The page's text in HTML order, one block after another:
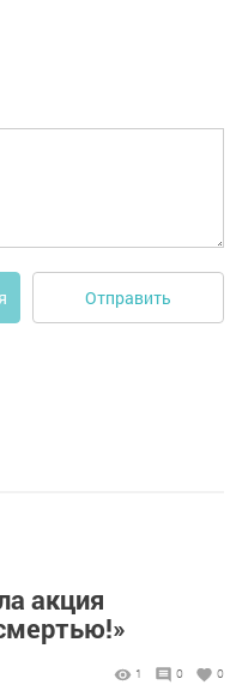
Отправить
акция
1 0 0